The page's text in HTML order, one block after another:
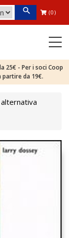
(0)
25€ - Per i soci Coop
da 19€.